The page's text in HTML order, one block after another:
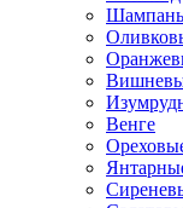
Шампань
Венге